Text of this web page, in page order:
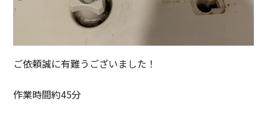
ご依頼誠に有難うございました！
作業時間約45分